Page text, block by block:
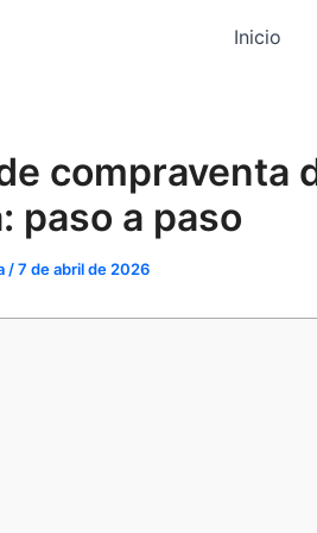
Inicio
compraventa
paso a paso
/7 de abril de 2026